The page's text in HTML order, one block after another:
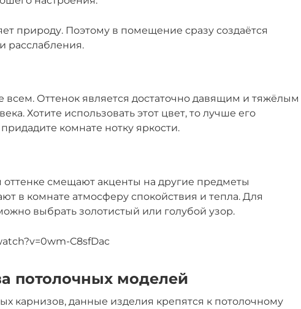
природу. Поэтому в помещение сразу создаётся
расслабления.
всем. Оттенок является достаточно давящим и тяжёлым
Хотите использовать этот цвет, то лучше его
комнате нотку яркости.
смещают акценты на другие предметы
в комнате атмосферу спокойствия и тепла. Для
выбрать золотистый или голубой узор.
C8sfDac
потолочных моделей
карнизов, данные изделия крепятся к потолочному